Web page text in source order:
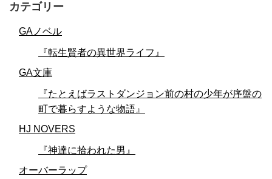
カテゴリー
GAノベル
『転生賢者の異世界ライフ』
GA文庫
『たとえばラストダンジョン前の村の少年が序盤の
町で暮らすような物語』
HJ NOVERS
『神達に拾われた男』
オーバーラップ